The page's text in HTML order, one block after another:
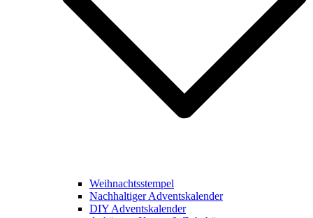
Weihnachtsstempel
Nachhaltiger Adventskalender
DIY Adventskalender